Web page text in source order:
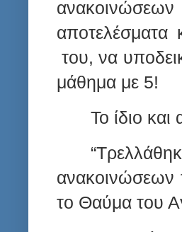
αποτελέσματα
του, να
μάθημα με 5!
Το ίδιο και
ανακοινώσεων
το Θαύμα του